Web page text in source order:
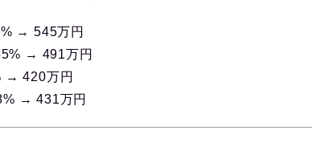
→ 545万円
→ 491万円
→ 420万円
→ 431万円